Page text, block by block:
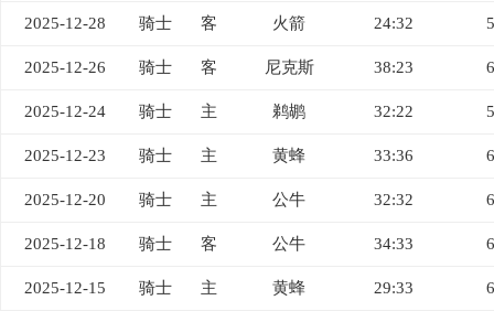
2025-12-28 骑士 客 火箭 24:32
2025-12-26 骑士 客 尼克斯 38:23
2025-12-24 骑士 主 鹈鹕 32:22
2025-12-23 骑士 主 黄蜂 33:36
2025-12-20 骑士 主 公牛 32:32
2025-12-18 骑士 客 公牛 34:33
2025-12-15 骑士 主 黄蜂 29:33